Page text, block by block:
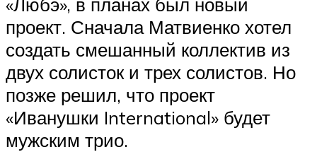
проект. Сначала Матвиенко хотел
создать смешанный коллектив из
двух солисток и трех солистов. Но
позже решил, что проект
«Иванушки International» будет
мужским трио.